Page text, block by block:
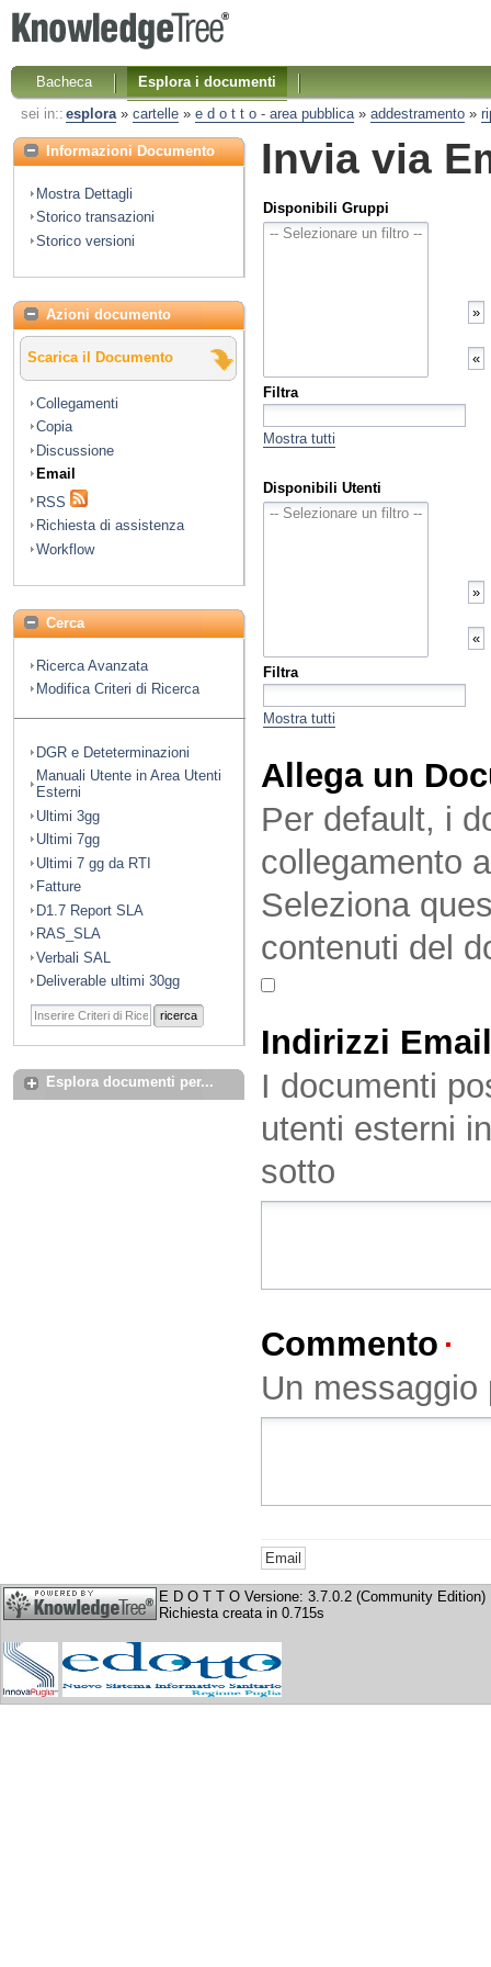
Bacheca
Esplora i documenti
sei in:: esplora» cartelle» e d o t t o - area pubblica» addestramento»
Informazioni Documento
Mostra Dettagli
Storico transazioni
Storico versioni
Azioni documento
Scarica il Documento
Collegamenti
Copia
Discussione
Email
RSS
Richiesta di assistenza
Workflow
Cerca
Ricerca Avanzata
Modifica Criteri di Ricerca
DGR e Deteterminazioni
Manuali Utente in Area Utenti
Esterni
Ultimi 3gg
Ultimi 7gg
Ultimi 7 gg da RTI
Fatture
D1.7 Report SLA
RAS_SLA
Verbali SAL
Deliverable ultimi 30gg
ricerca
Esplora documenti per...
Invia via
Disponibili Gruppi
Filtra
Mostra tutti
Disponibili Utenti
Filtra
Mostra tutti
Allega un
Per default, i
collegamento
Seleziona
contenuti del
Indirizzi Email
I documenti
utenti esterni
sotto
Commento
Un
E D O T T O Versione: 3.7.0.2 (Community Edition)
Richiesta creata in 0.715s